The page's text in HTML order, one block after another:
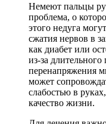
Немеют пальцы
проблема, о
этого недуга
сжатия нервов в
как диабет или
из-за
перенапряжения
может
слабостью в
качество жизни.